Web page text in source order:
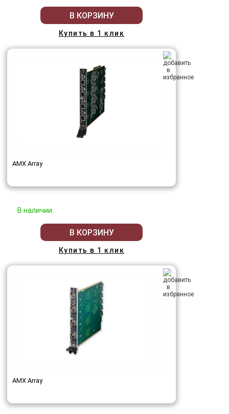
В КОРЗИНУ
Купить в 1 клик
AMX Array
В наличии
В КОРЗИНУ
Купить в 1 клик
AMX Array